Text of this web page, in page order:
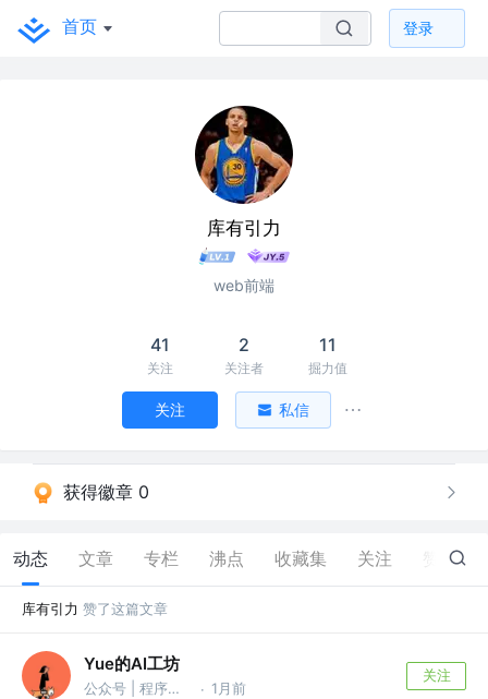
首页 登录
库有引力
web前端
41
关注
2
关注者
11
掘力值
关注 私信
获得徽章 0
动态 文章 专栏 沸点 收藏集 关注 55
库有引力 赞了这篇文章
Yue的AI工坊
公众号 | 程序猿的 AI 工坊 · 1月前
关注